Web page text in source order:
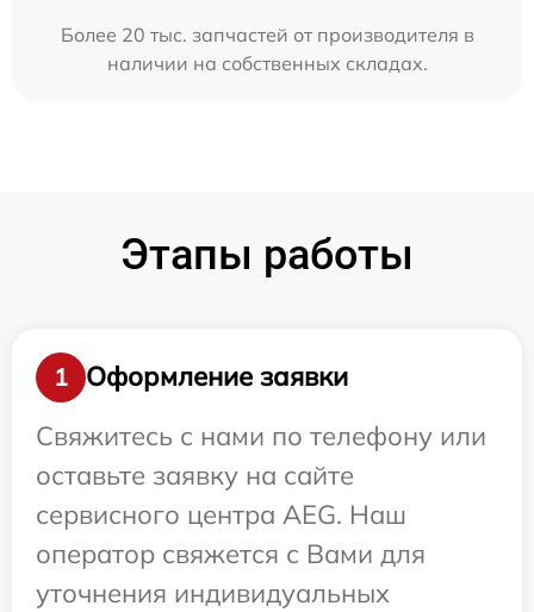
Более 20 тыс. запчастей от производителя в
наличии на собственных складах.
Этапы работы
1
Оформление заявки
Свяжитесь с нами по телефону или
оставьте заявку на сайте
сервисного центра AEG. Наш
оператор свяжется с Вами для
уточнения индивидуальных